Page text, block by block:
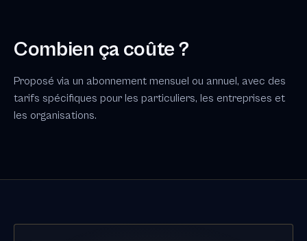
Combien ça coûte ?
Proposé via un abonnement mensuel ou annuel, avec des
tarifs spécifiques pour les particuliers, les entreprises et
les organisations.